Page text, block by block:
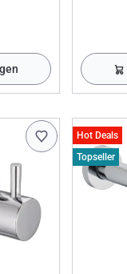
Hot Deals
Topseller